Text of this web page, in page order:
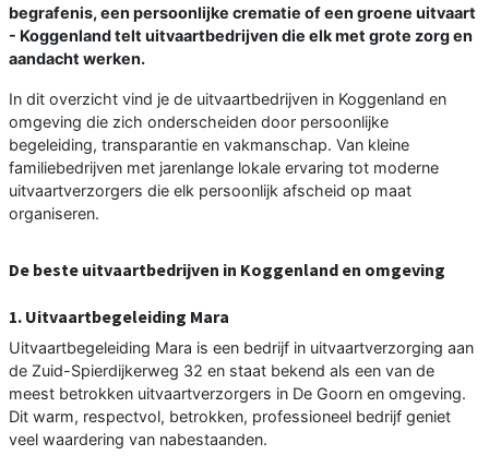
begrafenis, een persoonlijke crematie of een groene uitvaart
- Koggenland telt uitvaartbedrijven die elk met grote zorg en
aandacht werken.
In dit overzicht vind je de uitvaartbedrijven in Koggenland en
omgeving die zich onderscheiden door persoonlijke
begeleiding, transparantie en vakmanschap. Van kleine
familiebedrijven met jarenlange lokale ervaring tot moderne
uitvaartverzorgers die elk persoonlijk afscheid op maat
organiseren.
De beste uitvaartbedrijven in Koggenland en omgeving
1. Uitvaartbegeleiding Mara
Uitvaartbegeleiding Mara is een bedrijf in uitvaartverzorging aan
de Zuid-Spierdijkerweg 32 en staat bekend als een van de
meest betrokken uitvaartverzorgers in De Goorn en omgeving.
Dit warm, respectvol, betrokken, professioneel bedrijf geniet
veel waardering van nabestaanden.